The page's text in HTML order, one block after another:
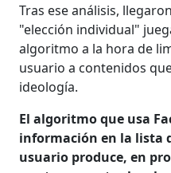
Tras ese análisis,
"elección individual"
algoritmo a la hora de
usuario a contenidos
ideología.
El algoritmo que usa
información en la lista
usuario produce, en